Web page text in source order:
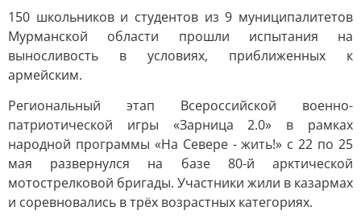
150 школьников и студентов из 9 муниципалитетов
Мурманской области прошли испытания на
выносливость в условиях, приближенных к
армейским.
Региональный этап Всероссийской военно-
патриотической игры «Зарница 2.0» в рамках
народной программы «На Севере - жить!» с 22 по 25
мая развернулся на базе 80-й арктической
мотострелковой бригады. Участники жили в казармах
и соревновались в трёх возрастных категориях.